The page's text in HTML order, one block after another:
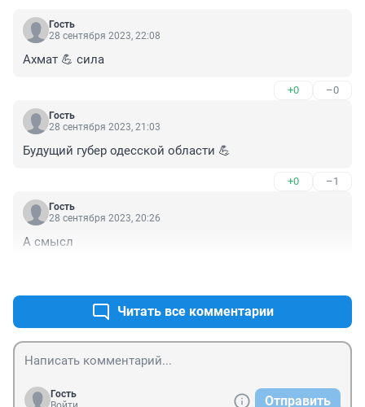
Гость
28 сентября 2023, 22:08
Ахмат 💪 сила
+0 –0
Гость
28 сентября 2023, 21:03
Будущий губер одесской области 💪
+0 –1
Гость
28 сентября 2023, 20:26
А смысл
Читать все комментарии
Гость
Отправить